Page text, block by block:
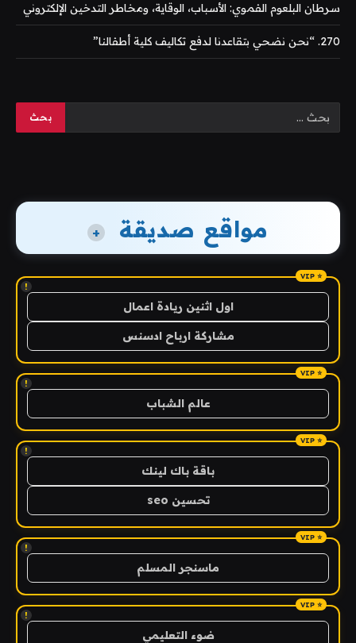
سرطان البلعوم الفموي: الأسباب، الوقاية، ومخاطر التدخين الإلكتروني
270. “نحن نضحي بتقاعدنا لدفع تكاليف كلية أطفالنا”
مواقع صديقة +
!
اول اثنين ريادة اعمال
مشاركة ارباح ادسنس
!
عالم الشباب
!
باقة باك لينك
تحسين seo
!
ماسنجر المسلم
!
ضوء التعليمي